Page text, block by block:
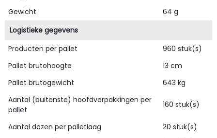
Gewicht
64 g
Logistieke gegevens
Producten per pallet
960 stuk(s)
Pallet brutohoogte
13 cm
Pallet brutogewicht
643 kg
Aantal (buitenste) hoofdverpakkingen per
pallet
160 stuk(s)
Aantal dozen per palletlaag
20 stuk(s)